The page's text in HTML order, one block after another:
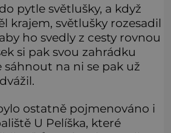
pytle světlušky, a když
krajem, světlušky rozesadil
ho svedly z cesty rovnou
si pak svou zahrádku
sáhnout na ni se pak už
ostatně pojmenováno i
U Pelíška, které